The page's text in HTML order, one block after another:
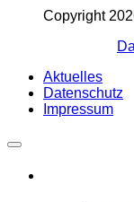
Copyright
Aktuelles
Datenschutz
Impressum